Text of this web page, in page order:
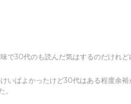
で30代のも読んだ気はするのだけれど
いばよかったけど30代はある程度余裕